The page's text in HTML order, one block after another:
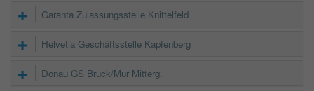
Garanta Zulassungsstelle Knittelfeld
Helvetia Geschäftsstelle Kapfenberg
Donau GS Bruck/Mur Mitterg.